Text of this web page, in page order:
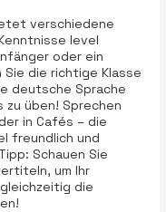
verschiedene
level
oder ein
die richtige Klasse
deutsche Sprache
zu üben! Sprechen
in Cafés – die
freundlich und
Schauen Sie
um Ihr
die